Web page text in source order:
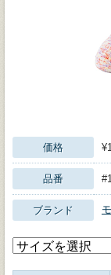
価格
品番
ブランド